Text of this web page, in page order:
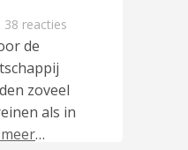
38 reacties
de
zoveel
als in
…